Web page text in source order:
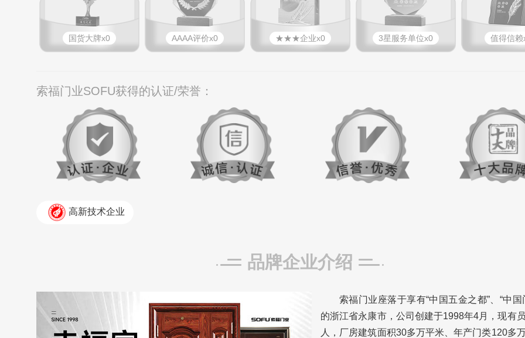
国货大牌x0 AAAA评价x0 ★★★企业x0 3星服务单位x0 值得信赖
索福门业SOFU获得的认证/荣誉：
高新技术企业
品牌企业介绍
索福门业座落于享有“中国五金之都”、“中国
的浙江省永康市，公司创建于1998年4月，现有
人，厂房建筑面积30多万平米、年产门类120多